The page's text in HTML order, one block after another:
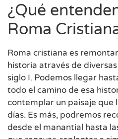
¿Qué
Roma
Roma cristiana es
historia através de
siglo I. Podemos llegar
todo el camino de esa
contemplar un paisaje que
días. Es más, podremos
desde el manantial hasta